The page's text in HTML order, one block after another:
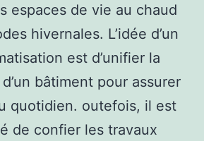
espaces de vie au chaud
hivernales. L’idée d’un
est d’unifier la
bâtiment pour assurer
quotidien. outefois, il est
de confier les travaux